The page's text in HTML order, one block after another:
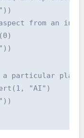
from an
a particular
"AI")